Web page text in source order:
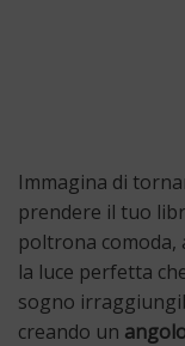
Immagina di
prendere il tuo
poltrona comoda,
la luce perfetta
sogno
creando un